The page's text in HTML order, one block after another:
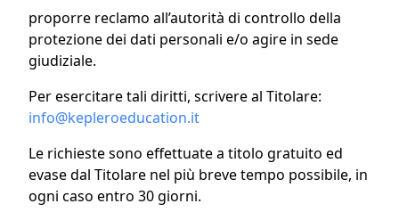
proporre reclamo all’autorità di controllo della
protezione dei dati personali e/o agire in sede
giudiziale.
Per esercitare tali diritti, scrivere al Titolare:
info@kepleroeducation.it
Le richieste sono effettuate a titolo gratuito ed
evase dal Titolare nel più breve tempo possibile, in
ogni caso entro 30 giorni.